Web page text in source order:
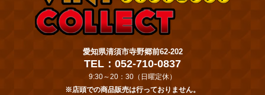
愛知県清須市寺野郷前62-202
TEL：052-710-0837
9:30～20：30（日曜定休）
※店頭での商品販売は行っておりません。